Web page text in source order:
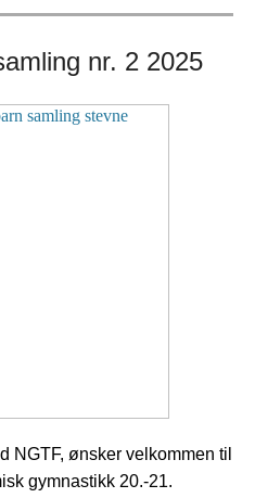
nr. 2 2025
NGTF, ønsker velkommen til
gymnastikk 20.-21.